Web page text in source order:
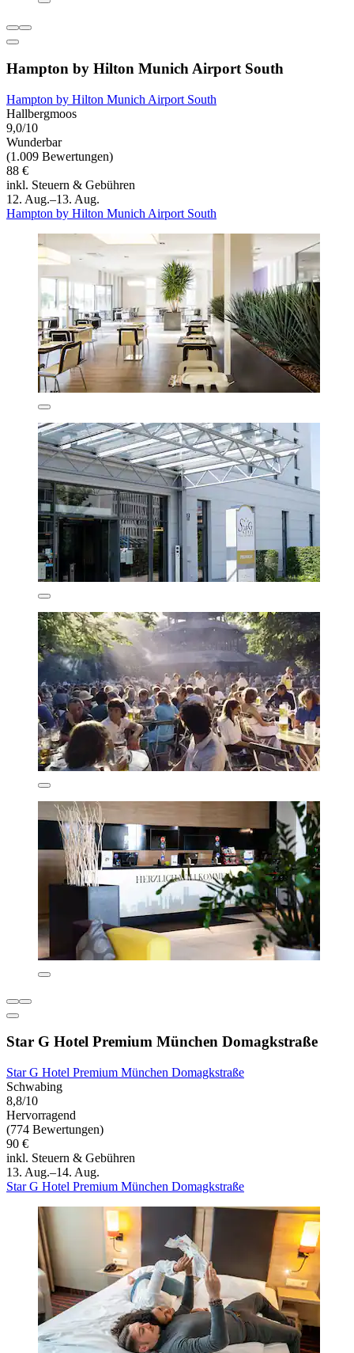
Hampton by Hilton Munich Airport South
Hampton by Hilton Munich Airport South
Hallbergmoos
9,0/10
Wunderbar
(1.009 Bewertungen)
88 €
inkl. Steuern & Gebühren
12. Aug.–13. Aug.
Hampton by Hilton Munich Airport South
Star G Hotel Premium München Domagkstraße
Star G Hotel Premium München Domagkstraße
Schwabing
8,8/10
Hervorragend
(774 Bewertungen)
90 €
inkl. Steuern & Gebühren
13. Aug.–14. Aug.
Star G Hotel Premium München Domagkstraße